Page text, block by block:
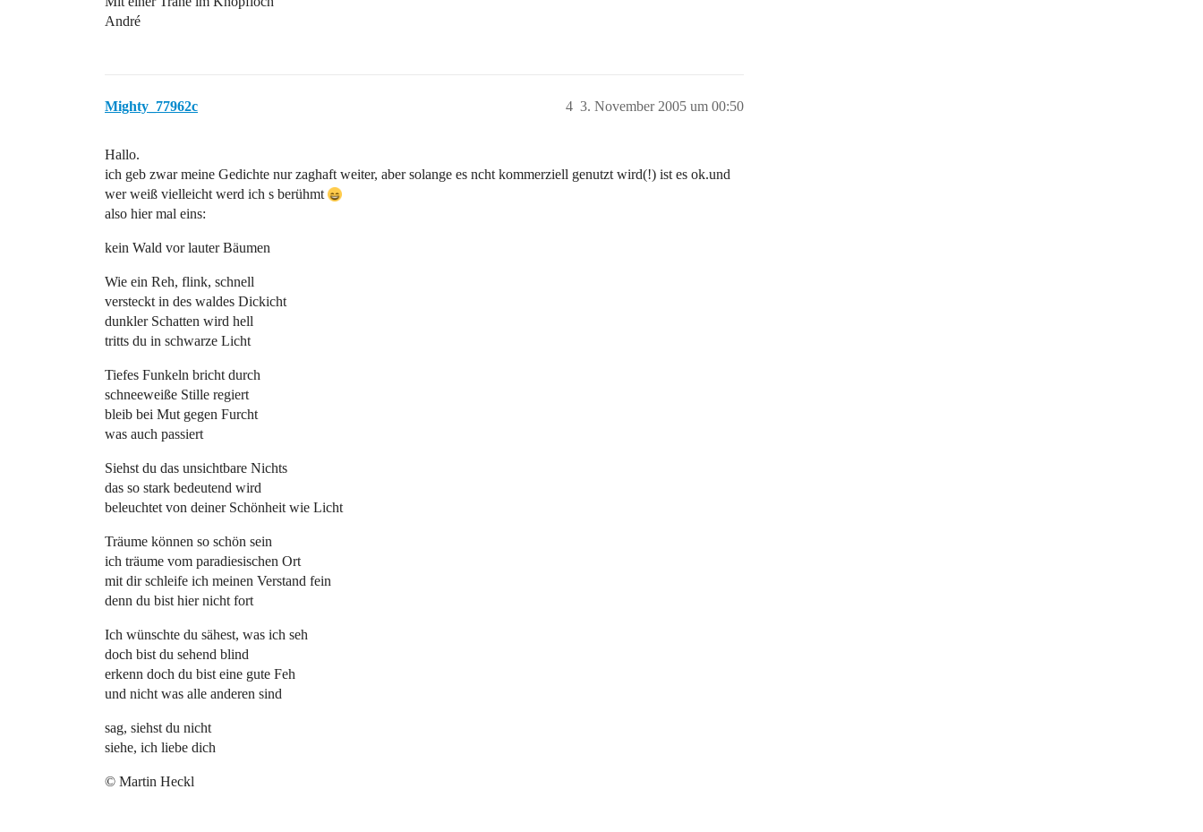
André
Mighty_77962c 3. November 2005 um 00:50
4
Hallo.
ich geb zwar meine Gedichte nur zaghaft weiter, aber solange es ncht kommerziell genutzt wird(!) ist es ok.und
wer weiß vielleicht werd ich s berühmt
also hier mal eins:
kein Wald vor lauter Bäumen
Wie ein Reh, flink, schnell
versteckt in des waldes Dickicht
dunkler Schatten wird hell
tritts du in schwarze Licht
Tiefes Funkeln bricht durch
schneeweiße Stille regiert
bleib bei Mut gegen Furcht
was auch passiert
Siehst du das unsichtbare Nichts
das so stark bedeutend wird
beleuchtet von deiner Schönheit wie Licht
Träume können so schön sein
ich träume vom paradiesischen Ort
mit dir schleife ich meinen Verstand fein
denn du bist hier nicht fort
Ich wünschte du sähest, was ich seh
doch bist du sehend blind
erkenn doch du bist eine gute Feh
und nicht was alle anderen sind
sag, siehst du nicht
siehe, ich liebe dich
© Martin Heckl